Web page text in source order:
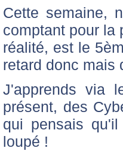
Cette semaine,
comptant pour la
réalité, est le
retard donc mais
J'apprends via
présent, des
qui pensais
loupé !